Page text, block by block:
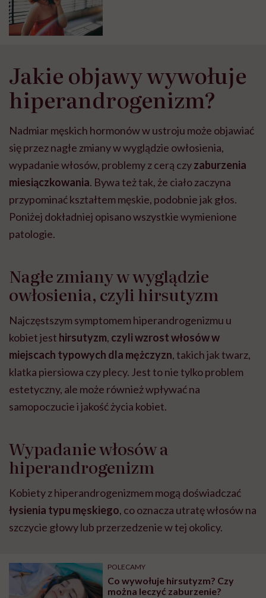
Jakie objawy wywołuje
hiperandrogenizm?
Nadmiar męskich hormonów w ustroju może objawiać
się przez nagłe zmiany w wyglądzie owłosienia,
wypadanie włosów, problemy z cerą czyzaburzenia
miesiączkowania. Bywa też tak, że ciało zaczyna
przypominać kształtem męskie, podobnie jak głos.
Poniżej dokładniej opisano wszystkie wymienione
patologie.
Nagłe zmiany w wyglądzie
owłosienia, czyli hirsutyzm
Najczęstszym symptomem hiperandrogenizmu u
kobiet jest hirsutyzm, czyli wzrost włosów w
miejscach typowych dla mężczyzn, takich jak twarz,
klatka piersiowa czy plecy. Jest to nie tylko problem
estetyczny, ale może również wpływać na
samopoczucie i jakość życia kobiet.
Wypadanie włosów a
hiperandrogenizm
Kobiety z hiperandrogenizmem mogą doświadczać
łysienia typu męskiego, co oznacza utratę włosów na
szczycie głowy lub przerzedzenie w tej okolicy.
POLECAMY
Co wywołuje hirsutyzm? Czy
można leczyć zaburzenie?